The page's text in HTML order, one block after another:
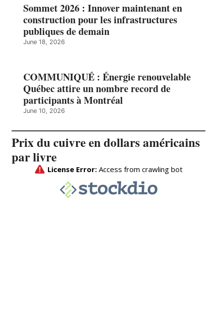
Sommet 2026 : Innover maintenant en
construction pour les infrastructures
publiques de demain
June 18, 2026
COMMUNIQUÉ : Énergie renouvelable
Québec attire un nombre record de
participants à Montréal
June 10, 2026
Prix du cuivre en dollars américains
par livre